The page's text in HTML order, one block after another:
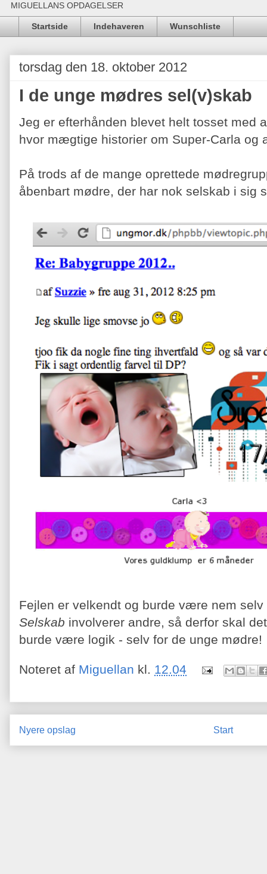
MIGUELLANS OPDAGELSER
Startside Indehaveren Wunschliste
torsdag den 18. oktober 2012
I de unge mødres sel(v)skab
Jeg er efterhånden blevet helt tosset med
hvor mægtige historier om Super-Carla
På trods af de mange oprettede
åbenbart mødre, der har nok selskab i sig
Fejlen er velkendt og burde være nem selv
Selskab involverer andre, så derfor skal
burde være logik - selv for de unge mødre!
Noteret af Miguellan kl. 12.04
Nyere opslag Start